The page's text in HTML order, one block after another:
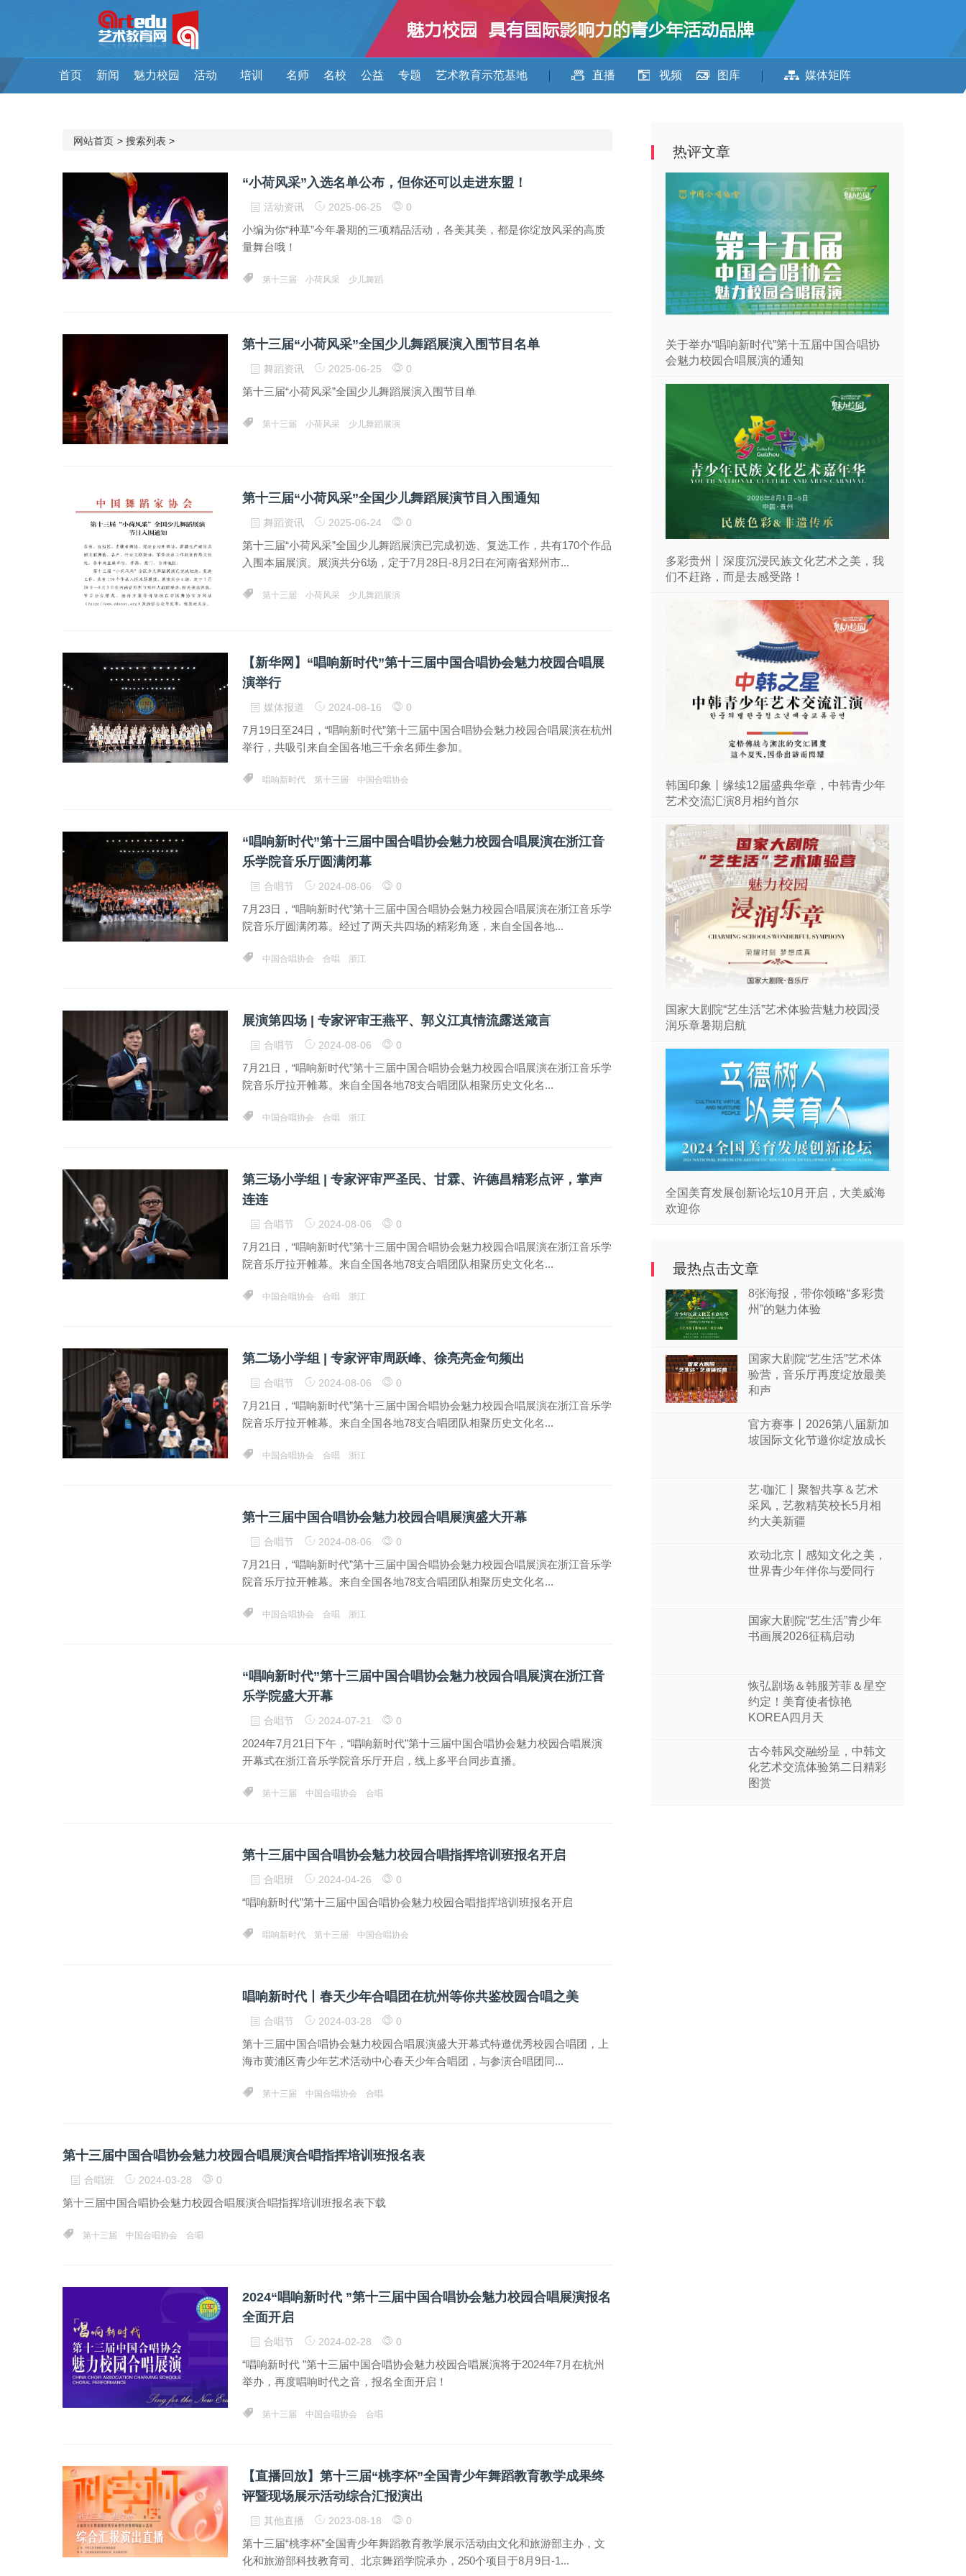
首页 新闻 魅力校园 活动 培训 名师 名校 公益 专题 艺术教育示范基地 直播 视频 图库 媒体矩阵
网站首页 > 搜索列表 >
“小荷风采”入选名单公布，但你还可以走进东盟！
活动资讯 2025-06-25 0
小编为你“种草”今年暑期的三项精品活动，各美其美，都是你绽放风采的高质
量舞台哦！
第十三届 小荷风采 少儿舞蹈
第十三届“小荷风采”全国少儿舞蹈展演入围节目名单
舞蹈资讯 2025-06-25 0
第十三届“小荷风采”全国少儿舞蹈展演入围节目单
第十三届 小荷风采 少儿舞蹈展演
第十三届“小荷风采”全国少儿舞蹈展演节目入围通知
舞蹈资讯 2025-06-24 0
第十三届“小荷风采”全国少儿舞蹈展演已完成初选、复选工作，共有170个作品
入围本届展演。展演共分6场，定于7月28日-8月2日在河南省郑州市...
第十三届 小荷风采 少儿舞蹈展演
【新华网】“唱响新时代”第十三届中国合唱协会魅力校园合唱展
演举行
媒体报道 2024-08-16 0
7月19日至24日，“唱响新时代”第十三届中国合唱协会魅力校园合唱展演在杭州
举行，共吸引来自全国各地三千余名师生参加。
唱响新时代 第十三届 中国合唱协会
“唱响新时代”第十三届中国合唱协会魅力校园合唱展演在浙江音
乐学院音乐厅圆满闭幕
合唱节 2024-08-06 0
7月23日，“唱响新时代”第十三届中国合唱协会魅力校园合唱展演在浙江音乐学
院音乐厅圆满闭幕。经过了两天共四场的精彩角逐，来自全国各地...
中国合唱协会 合唱 浙江
展演第四场 | 专家评审王燕平、郭义江真情流露送箴言
合唱节 2024-08-06 0
7月21日，“唱响新时代”第十三届中国合唱协会魅力校园合唱展演在浙江音乐学
院音乐厅拉开帷幕。来自全国各地78支合唱团队相聚历史文化名...
中国合唱协会 合唱 浙江
第三场小学组 | 专家评审严圣民、甘霖、许德昌精彩点评，掌声
连连
合唱节 2024-08-06 0
7月21日，“唱响新时代”第十三届中国合唱协会魅力校园合唱展演在浙江音乐学
院音乐厅拉开帷幕。来自全国各地78支合唱团队相聚历史文化名...
中国合唱协会 合唱 浙江
第二场小学组 | 专家评审周跃峰、徐亮亮金句频出
合唱节 2024-08-06 0
7月21日，“唱响新时代”第十三届中国合唱协会魅力校园合唱展演在浙江音乐学
院音乐厅拉开帷幕。来自全国各地78支合唱团队相聚历史文化名...
中国合唱协会 合唱 浙江
第十三届中国合唱协会魅力校园合唱展演盛大开幕
合唱节 2024-08-06 0
7月21日，“唱响新时代”第十三届中国合唱协会魅力校园合唱展演在浙江音乐学
院音乐厅拉开帷幕。来自全国各地78支合唱团队相聚历史文化名...
中国合唱协会 合唱 浙江
“唱响新时代”第十三届中国合唱协会魅力校园合唱展演在浙江音
乐学院盛大开幕
合唱节 2024-07-21 0
2024年7月21日下午，“唱响新时代”第十三届中国合唱协会魅力校园合唱展演
开幕式在浙江音乐学院音乐厅开启，线上多平台同步直播。
第十三届 中国合唱协会 合唱
第十三届中国合唱协会魅力校园合唱指挥培训班报名开启
合唱班 2024-04-26 0
“唱响新时代”第十三届中国合唱协会魅力校园合唱指挥培训班报名开启
唱响新时代 第十三届 中国合唱协会
唱响新时代丨春天少年合唱团在杭州等你共鉴校园合唱之美
合唱节 2024-03-28 0
第十三届中国合唱协会魅力校园合唱展演盛大开幕式特邀优秀校园合唱团，上
海市黄浦区青少年艺术活动中心春天少年合唱团，与参演合唱团同...
第十三届 中国合唱协会 合唱
第十三届中国合唱协会魅力校园合唱展演合唱指挥培训班报名表
合唱班 2024-03-28 0
第十三届中国合唱协会魅力校园合唱展演合唱指挥培训班报名表下载
第十三届 中国合唱协会 合唱
2024“唱响新时代 ”第十三届中国合唱协会魅力校园合唱展演报名
全面开启
合唱节 2024-02-28 0
“唱响新时代 ”第十三届中国合唱协会魅力校园合唱展演将于2024年7月在杭州
举办，再度唱响时代之音，报名全面开启！
第十三届 中国合唱协会 合唱
【直播回放】第十三届“桃李杯”全国青少年舞蹈教育教学成果终
评暨现场展示活动综合汇报演出
其他直播 2023-08-18 0
第十三届“桃李杯”全国青少年舞蹈教育教学展示活动由文化和旅游部主办，文
化和旅游部科技教育司、北京舞蹈学院承办，250个项目于8月9日-1...
热评文章
关于举办“唱响新时代”第十五届中国合唱协
会魅力校园合唱展演的通知
多彩贵州丨深度沉浸民族文化艺术之美，我
们不赶路，而是去感受路！
韩国印象丨缘续12届盛典华章，中韩青少年
艺术交流汇演8月相约首尔
国家大剧院“艺生活”艺术体验营魅力校园浸
润乐章暑期启航
全国美育发展创新论坛10月开启，大美威海
欢迎你
最热点击文章
8张海报，带你领略“多彩贵
州”的魅力体验
国家大剧院“艺生活”艺术体
验营，音乐厅再度绽放最美
和声
官方赛事丨2026第八届新加
坡国际文化节邀你绽放成长
艺·咖汇丨聚智共享＆艺术
采风，艺教精英校长5月相
约大美新疆
欢动北京丨感知文化之美，
世界青少年伴你与爱同行
国家大剧院“艺生活”青少年
书画展2026征稿启动
恢弘剧场＆韩服芳菲＆星空
约定！美育使者惊艳
KOREA四月天
古今韩风交融纷呈，中韩文
化艺术交流体验第二日精彩
图赏